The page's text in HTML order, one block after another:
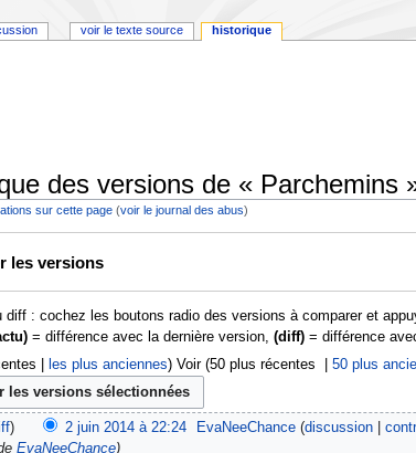
des versions de « Parchemins
sur cette page (voir le journal des abus)
les versions
diff : cochez les boutons radio des versions à comparer et
= différence avec la dernière version, (diff)= différence
|
les plus anciennes) Voir (50 plus récentes | 50 plus
2 juin 2014 à 22:24 EvaNeeChance discussion
EvaNeeChance
voir le texte source historique